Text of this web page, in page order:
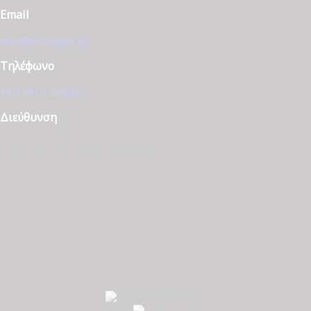
Email
info@tzougaris.gr
Τηλέφωνο
+30 2510 228410
Διεύθυνση